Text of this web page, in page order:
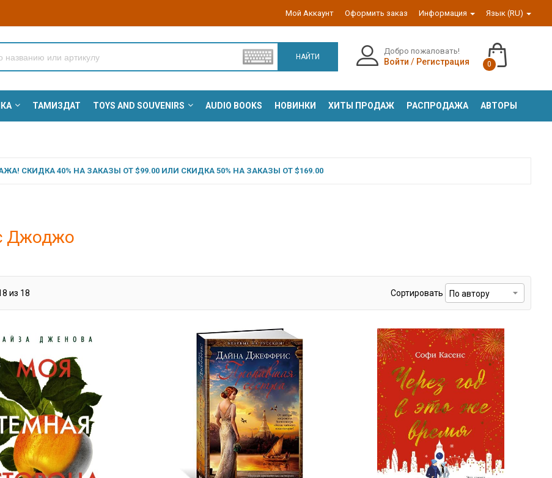
Мой Аккаунт Оформить заказ Информация Язык (RU)
НАЙТИ
Добро пожаловать!
Войти / Регистрация 0
ТАМИЗДАТ TOYS AND SOUVENIRS AUDIO BOOKS НОВИНКИ ХИТЫ ПРОДАЖ РАСПРОДАЖА АВТОРЫ
СКИДКА 40% НА ЗАКАЗЫ ОТ $99.00 ИЛИ СКИДКА 50% НА ЗАКАЗЫ ОТ $169.00
Джоджо
из 18 Сортировать